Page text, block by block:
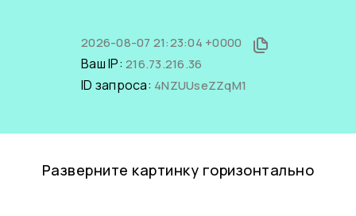
2026-08-07 21:23:04 +0000
Ваш IP: 216.73.216.36
ID запроса: 4NZUUseZZqM1
Разверните картинку горизонтально